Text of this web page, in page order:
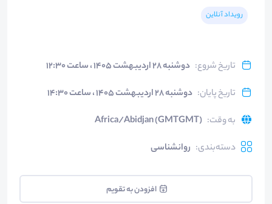
رویداد آنلاین
تاریخ شروع: دوشنبه ۲۸ اردیبهشت ۱۴۰۵ ، ساعت ۱۲:۳۰
تاریخ پایان: دوشنبه ۲۸ اردیبهشت ۱۴۰۵ ، ساعت ۱۴:۳۰
به وقت:
Africa/Abidjan (GMTGMT)
دسته‌بندی: روانشناسی
افزودن به تقویم